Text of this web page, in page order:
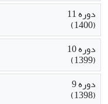
دوره 11
(1400)
دوره 10
(1399)
دوره 9
(1398)